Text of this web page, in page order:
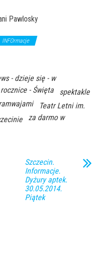
Pawlosky
INFOrmacje
- dzieje się - w
- Święta
spektakle
Teatr Letni im.
za darmo w
Szczecin.
Informacje.
Dyżury aptek.
30.05.2014.
Piątek